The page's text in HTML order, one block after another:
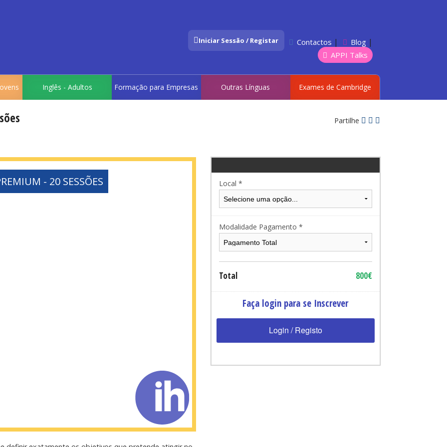
Iniciar Sessão / Registar Contactos | Blog|
APPI Talks
Inglês - Adultos Formação para Empresas Outras Línguas Exames de Cambridge
Partilhe
- 20 SESSÕES Local *
Modalidade Pagamento *
Total 800€
Faça login para se Inscrever
Login / Registo